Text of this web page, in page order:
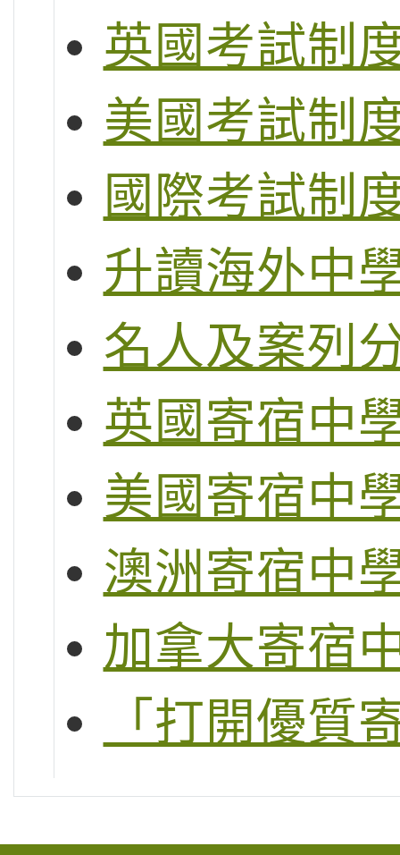
英國考試制
美國考試制
國際考試制
升讀海外中
名人及案列
英國寄宿中
美國寄宿中
澳洲寄宿中
加拿大寄宿
「打開優質